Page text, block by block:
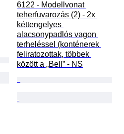
6122 - Modellvonat
teherfuvarozás (2) - 2x
kéttengelyes
alacsonypadlós vagon
terheléssel (konténerek
feliratozottak, többek
között a „Bell” - NS